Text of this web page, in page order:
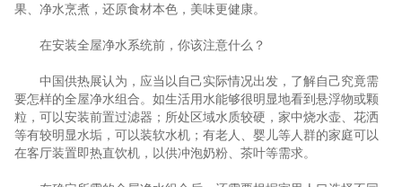
果、净水烹煮，还原食材本色，美味更健康。
在安装全屋净水系统前，你该注意什么？
中国供热展认为，应当以自己实际情况出发，了解自己究竟需
要怎样的全屋净水组合。如生活用水能够很明显地看到悬浮物或颗
粒，可以安装前置过滤器；所处区域水质较硬，家中烧水壶、花洒
等有较明显水垢，可以装软水机；有老人、婴儿等人群的家庭可以
在客厅装置即热直饮机，以供冲泡奶粉、茶叶等需求。